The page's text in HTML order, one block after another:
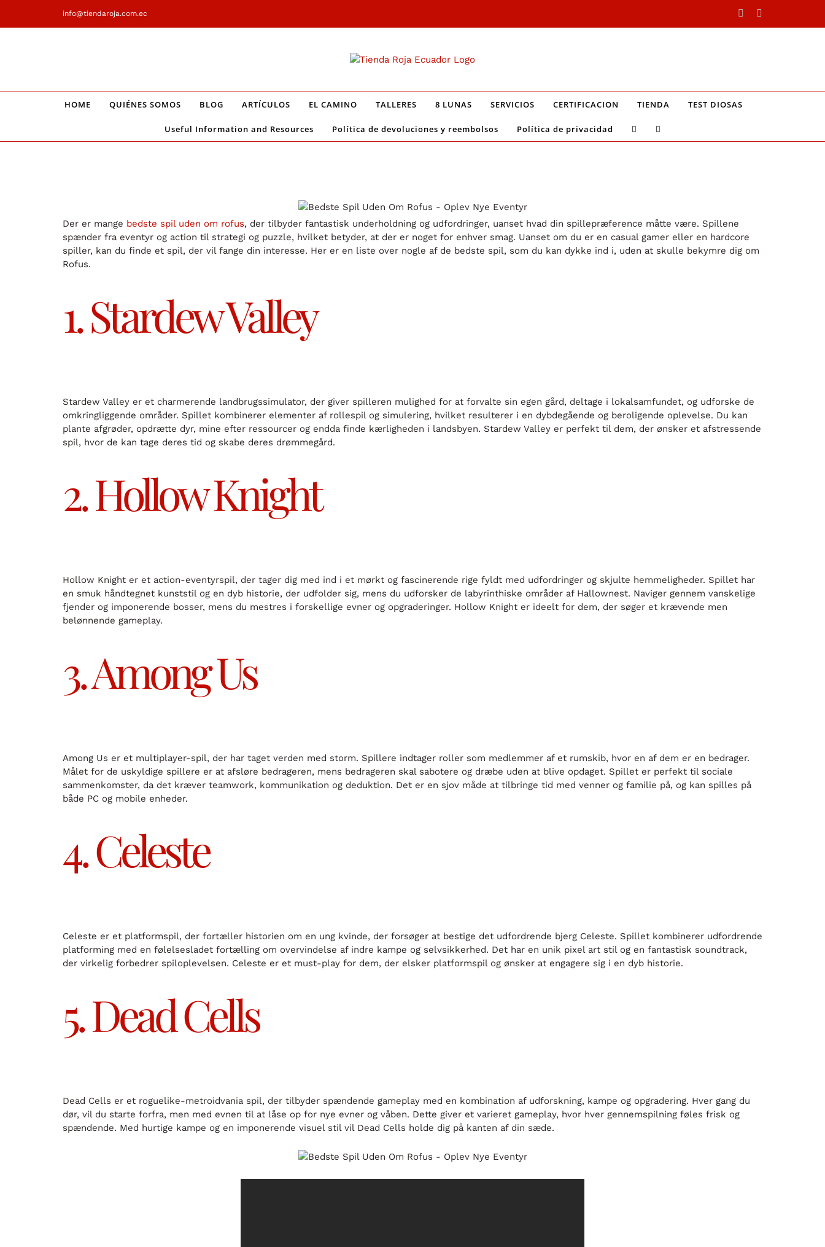
info@tiendaroja.com.ec Facebook
HOME QUIÉNES SOMOS BLOG ARTÍCULOS EL CAMINO TALLERES 8 LUNAS SERVICIOS CERTIFICACION TIENDA TEST DIOSAS
Useful Information and Resources Política de devoluciones y reembolsos Política de privacidad
Der er mange bedste spil uden om rofus, der tilbyder fantastisk underholdning og udfordringer, uanset hvad din spillepræference måtte være. Spillene
spænder fra eventyr og action til strategi og puzzle, hvilket betyder, at der er noget for enhver smag. Uanset om du er en casual gamer eller en hardcore
spiller, kan du finde et spil, der vil fange din interesse. Her er en liste over nogle af de bedste spil, som du kan dykke ind i, uden at skulle bekymre dig om
Rofus.
1. Stardew Valley
Stardew Valley er et charmerende landbrugssimulator, der giver spilleren mulighed for at forvalte sin egen gård, deltage i lokalsamfundet, og udforske de
omkringliggende områder. Spillet kombinerer elementer af rollespil og simulering, hvilket resulterer i en dybdegående og beroligende oplevelse. Du kan
plante afgrøder, opdrætte dyr, mine efter ressourcer og endda finde kærligheden i landsbyen. Stardew Valley er perfekt til dem, der ønsker et afstressende
spil, hvor de kan tage deres tid og skabe deres drømmegård.
2. Hollow Knight
Hollow Knight er et action-eventyrspil, der tager dig med ind i et mørkt og fascinerende rige fyldt med udfordringer og skjulte hemmeligheder. Spillet har
en smuk håndtegnet kunststil og en dyb historie, der udfolder sig, mens du udforsker de labyrinthiske områder af Hallownest. Naviger gennem vanskelige
fjender og imponerende bosser, mens du mestres i forskellige evner og opgraderinger. Hollow Knight er ideelt for dem, der søger et krævende men
belønnende gameplay.
3. Among Us
Among Us er et multiplayer-spil, der har taget verden med storm. Spillere indtager roller som medlemmer af et rumskib, hvor en af dem er en bedrager.
Målet for de uskyldige spillere er at afsløre bedrageren, mens bedrageren skal sabotere og dræbe uden at blive opdaget. Spillet er perfekt til sociale
sammenkomster, da det kræver teamwork, kommunikation og deduktion. Det er en sjov måde at tilbringe tid med venner og familie på, og kan spilles på
både PC og mobile enheder.
4. Celeste
Celeste er et platformspil, der fortæller historien om en ung kvinde, der forsøger at bestige det udfordrende bjerg Celeste. Spillet kombinerer udfordrende
platforming med en følelsesladet fortælling om overvindelse af indre kampe og selvsikkerhed. Det har en unik pixel art stil og en fantastisk soundtrack,
der virkelig forbedrer spiloplevelsen. Celeste er et must-play for dem, der elsker platformspil og ønsker at engagere sig i en dyb historie.
5. Dead Cells
Dead Cells er et roguelike-metroidvania spil, der tilbyder spændende gameplay med en kombination af udforskning, kampe og opgradering. Hver gang du
dør, vil du starte forfra, men med evnen til at låse op for nye evner og våben. Dette giver et varieret gameplay, hvor hver gennemspilning føles frisk og
spændende. Med hurtige kampe og en imponerende visuel stil vil Dead Cells holde dig på kanten af din sæde.